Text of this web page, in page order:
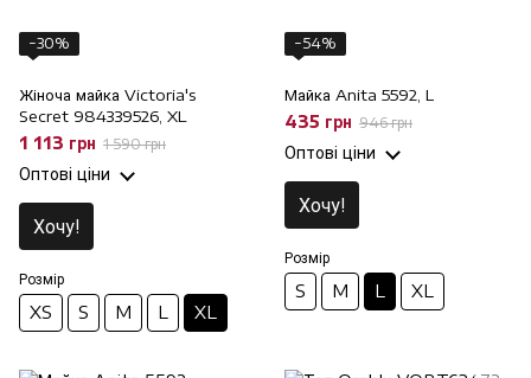
−30%
Жіноча майка Victoria's
Secret 984339526, XL
1 113 грн 1 590 грн
Оптові ціни
Хочу!
Розмір
XS S M L XL
−54%
Майка Anita 5592, L
435 грн 946 грн
Оптові ціни
Хочу!
Розмір
S M L XL